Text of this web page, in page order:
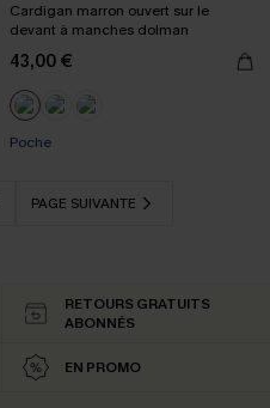
Cardigan marron ouvert sur le
devant à manches dolman
43,00 €
Poche
PAGE SUIVANTE
RETOURS GRATUITS
ABONNÉS
EN PROMO